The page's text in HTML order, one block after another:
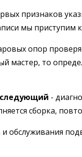
признаков
мы приступим
опор
мастер, то
-
сборка,
обслуживания